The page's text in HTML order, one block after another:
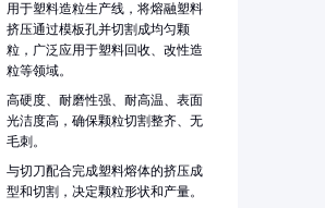
用于塑料造粒生产线，将熔融塑料
挤压通过模板孔并切割成均匀颗
粒，广泛应用于塑料回收、改性造
粒等领域。
高硬度、耐磨性强、耐高温、表面
光洁度高，确保颗粒切割整齐、无
毛刺。
与切刀配合完成塑料熔体的挤压成
型和切割，决定颗粒形状和产量。